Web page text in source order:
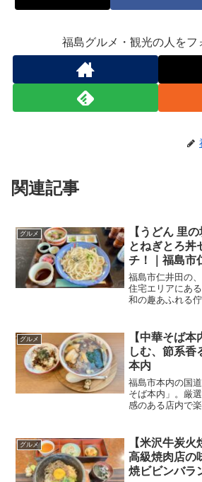
福島グルメ・観光の人をフ
関連記事
グルメ
【うどん 里
とねぎとろ丼
チ！｜福島市
福島市仁井田の
住宅エリアにあ
和の趣あふれる
いた空間で味わ
平日限定のお得
グルメ
【中華そば
しむ、節系香
本内
福島市本内の国
そば本内」。厳
感のある店内で
international
グルメ
【米沢牛炭火
高級焼肉店の
焼ビビンバラ